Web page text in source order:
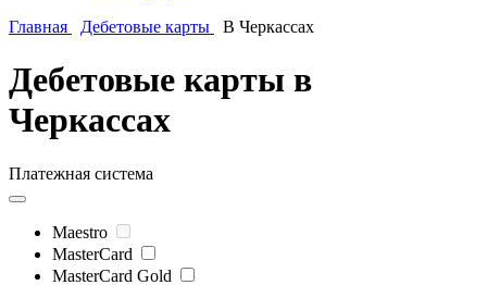
Главная
Дебетовые карты В Черкассах
Дебетовые карты в
Черкассах
Платежная система
Maestro
MasterCard
MasterCard Gold